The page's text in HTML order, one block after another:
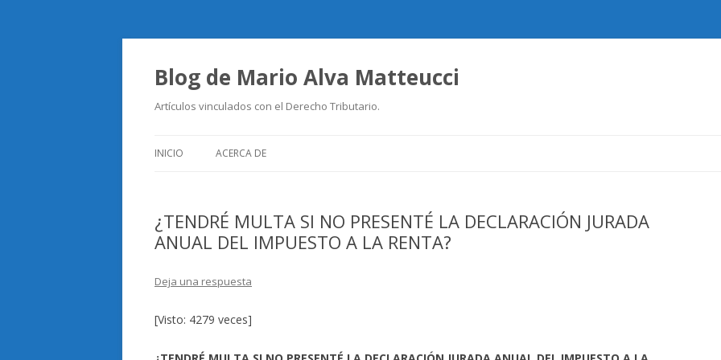
Blog de Mario Alva Matteucci
Artículos vinculados con el Derecho Tributario.
INICIO ACERCA DE
¿TENDRÉ MULTA SI NO PRESENTÉ LA DECLARACIÓN JURADA
ANUAL DEL IMPUESTO A LA RENTA?
Deja una respuesta
[Visto: 4279 veces]